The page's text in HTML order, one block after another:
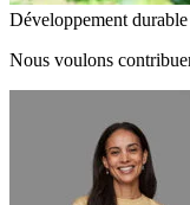
Développement durable
Nous voulons